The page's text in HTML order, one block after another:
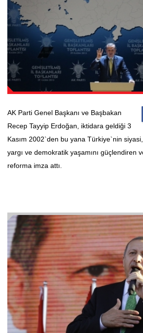
AK Parti Genel Başkanı ve Başbakan
Recep Tayyip Erdoğan, iktidara geldiği 3
Kasım 2002`den bu yana Türkiye`nin
yargı ve demokratik yaşamını güçlendiren
reforma imza attı.